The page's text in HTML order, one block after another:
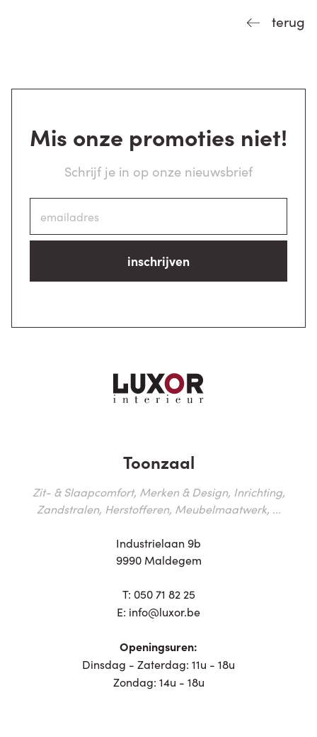
terug
Mis onze promoties niet!
Schrijf je in op onze nieuwsbrief
inschrijven
Toonzaal
Zit- & Slaapcomfort, Merken & Design, Inrichting,
Zandstralen, Herstofferen, Meubelmaatwerk, ...
Industrielaan 9b
9990 Maldegem
T: 050 71 82 25
E: info@luxor.be
Openingsuren:
Dinsdag - Zaterdag: 11u - 18u
Zondag: 14u - 18u